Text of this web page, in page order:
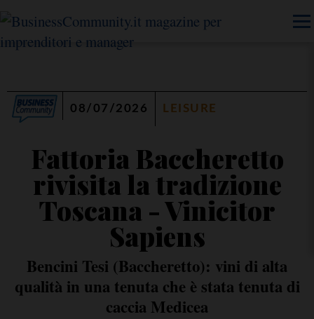
08/07/2026 LEISURE
Fattoria Baccheretto
rivisita la tradizione
Toscana - Vinicitor
Sapiens
Bencini Tesi (Baccheretto): vini di alta
qualità in una tenuta che è stata tenuta di
caccia Medicea